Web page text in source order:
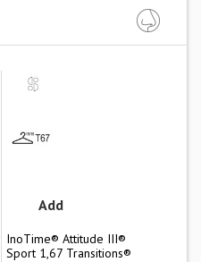
Add
InoTime® Attitude III®
Sport 1,67 Transitions®